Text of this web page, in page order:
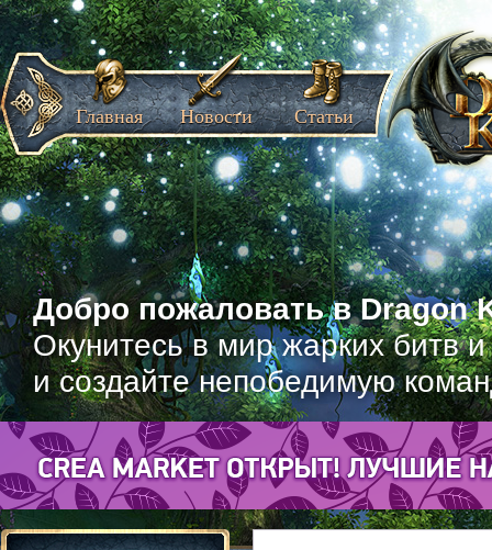
Добро пожаловать в Dragon
Окунитесь в мир жарких битв
и создайте непобедимую
Главная Новости Статьи